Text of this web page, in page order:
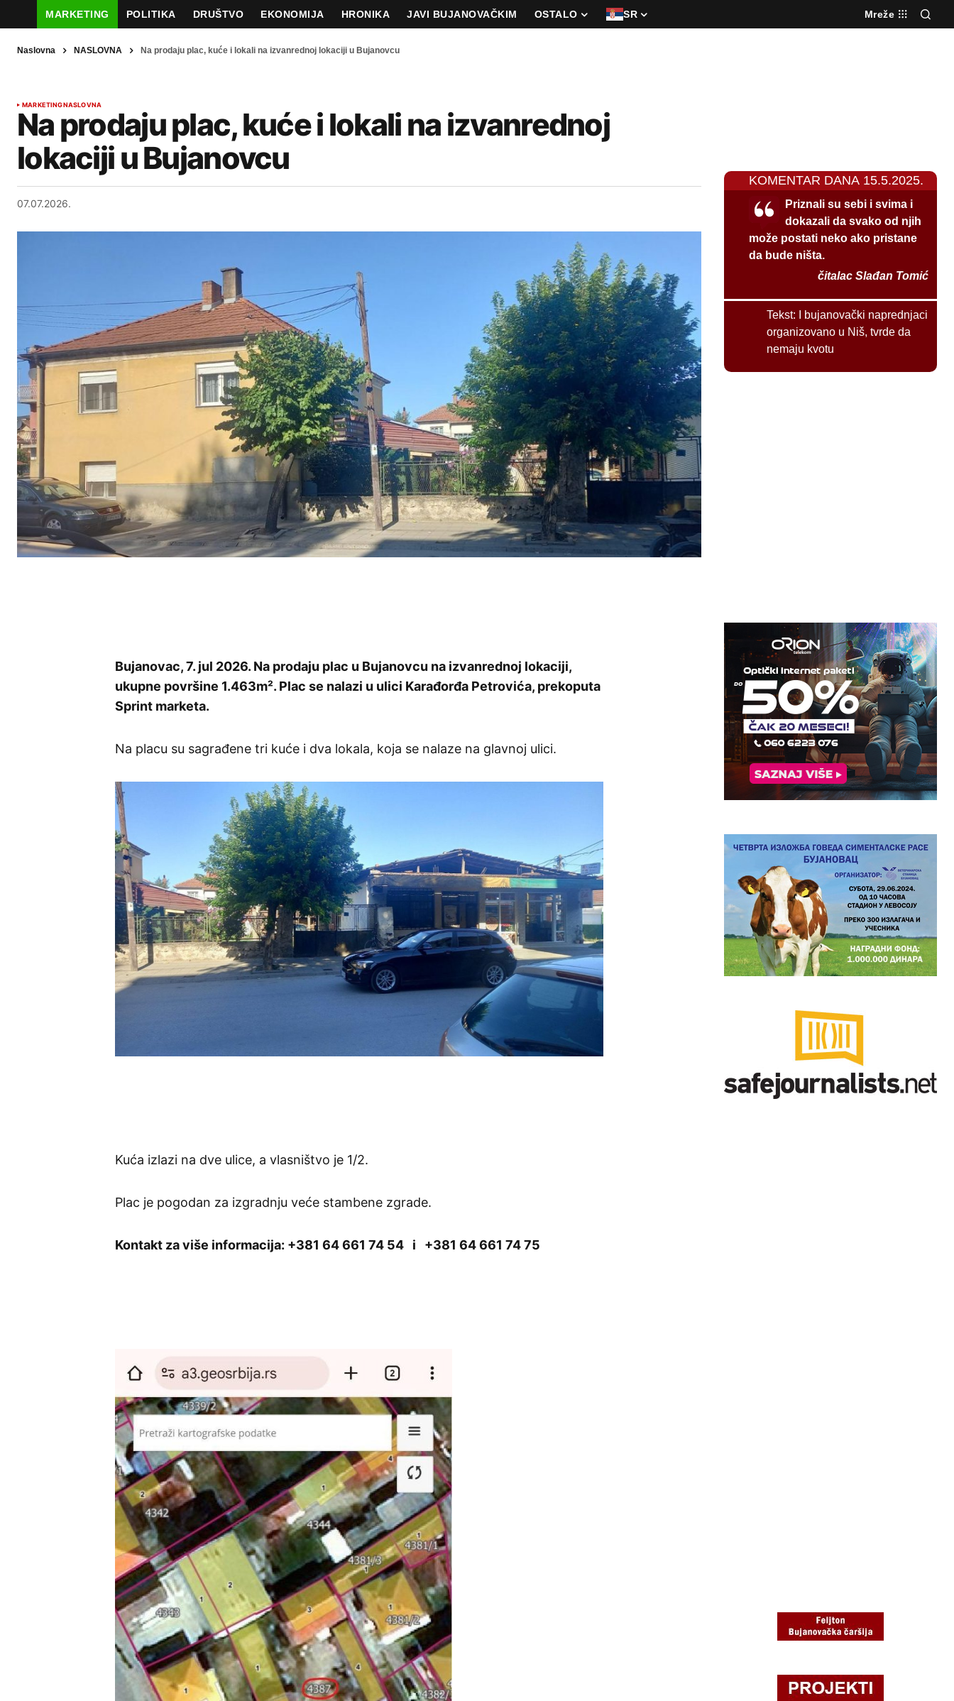
MARKETING POLITIKA DRUŠTVO EKONOMIJA HRONIKA JAVI BUJANOVAČKIM OSTALO SR Mreže
Naslovna NASLOVNA Na prodaju plac, kuće i lokali na izvanrednoj lokaciji u Bujanovcu
MARKETINGNASLOVNA
Na prodaju plac, kuće i lokali na izvanrednoj
lokaciji u Bujanovcu
07.07.2026.
Bujanovac, 7. jul 2026. Na prodaju plac u Bujanovcu na izvanrednoj lokaciji,
ukupne površine 1.463m². Plac se nalazi u ulici Karađorđa Petrovića, prekoputa
Sprint marketa.
Na placu su sagrađene tri kuće i dva lokala, koja se nalaze na glavnoj ulici.
Kuća izlazi na dve ulice, a vlasništvo je 1/2.
Plac je pogodan za izgradnju veće stambene zgrade.
Kontakt za više informacija: +381 64 661 74 54 i +381 64 661 74 75
KOMENTAR DANA 15.5.2025.
Priznali su sebi i svima i
dokazali da svako od njih
može postati neko ako pristane
da bude ništa.
čitalac Slađan Tomić
Tekst:
I bujanovački naprednjaci
organizovano u Niš, tvrde da
nemaju kvotu